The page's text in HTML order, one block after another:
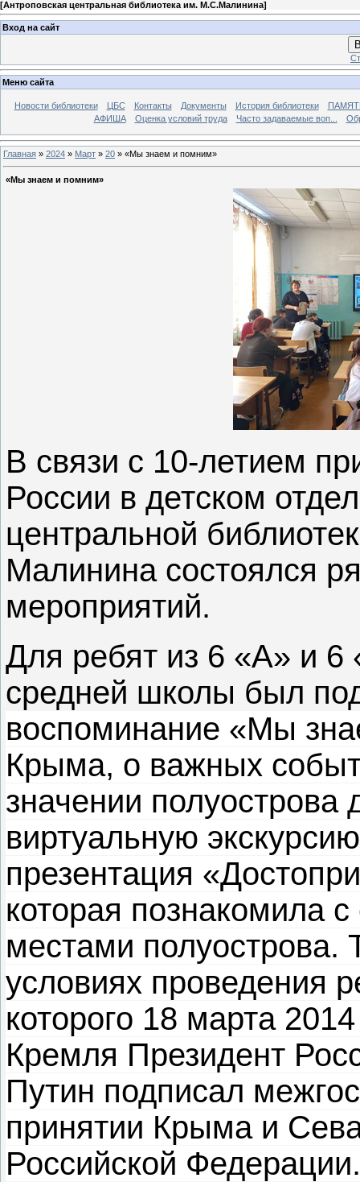
[Антроповская центральная библиотека им. М.С.Малинина]
Вход на сайт
Меню сайта
Новости библиотеки ЦБС Контакты Документы История библиотеки
АФИША
Оценка условий труда Часто задаваемые воп...
Главная » 2024 » Март » 20 » «Мы знаем и помним»
«Мы знаем и помним»
В связи с 10-летием
России в детском
центральной
Малинина состоялся
мероприятий.
Для ребят из 6 «А» и 6
средней школы был
воспоминание «Мы
Крыма, о важных
значении
виртуальную
презентация
которая познакомила
местами полуострова.
условиях проведения
которого 18 марта
Кремля Президент
Путин подписал
принятии Крыма и
Российской Федерации.